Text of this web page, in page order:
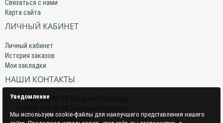
Связаться с нами
Карта сайта
ЛИЧНЫЙ КАБИНЕТ
Личный кабинет
История заказов
Мои закладки
НАШИ КОНТАКТЫ
+7(959) 509-02-17 Telegram/WhatsApp
specclimat.lg@gmail.com
Уведомление
Мы используем cookie-файлы для наилучшего представления нашего